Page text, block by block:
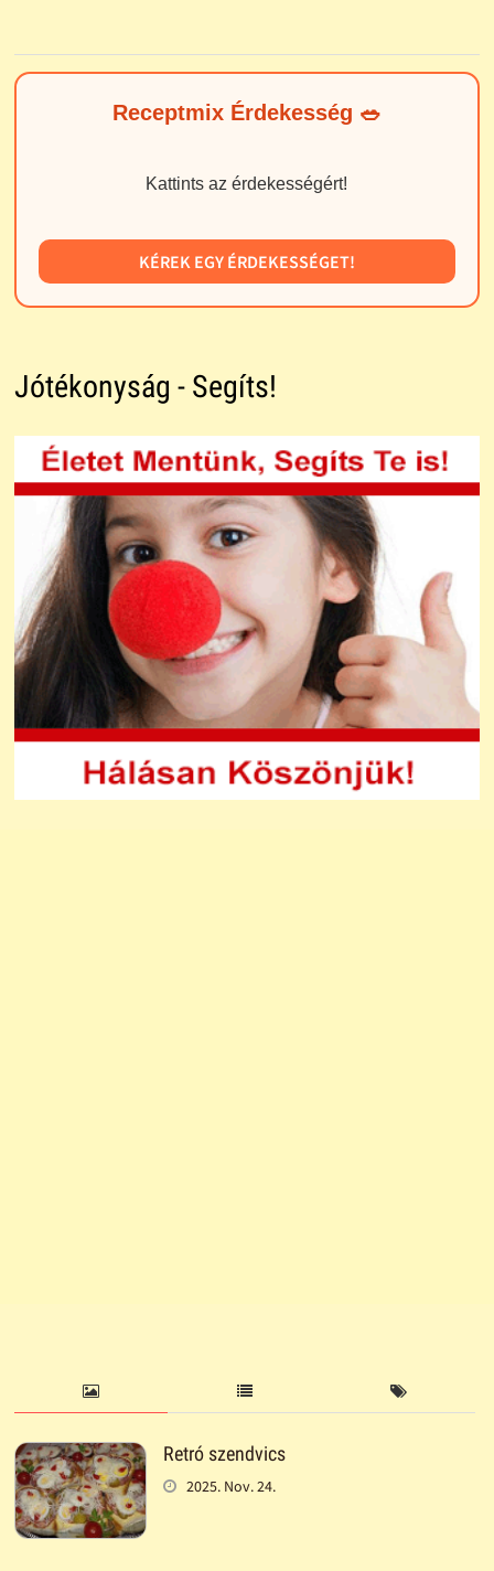
Receptmix Érdekesség 🥗
Kattints az érdekességért!
KÉREK EGY ÉRDEKESSÉGET!
Jótékonyság - Segíts!
Retró szendvics
2025. Nov. 24.